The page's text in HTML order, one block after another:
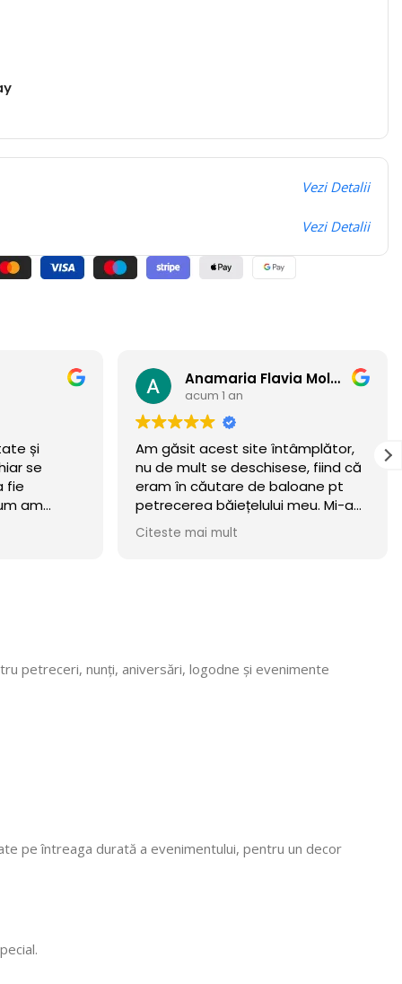
Vezi Detalii
Vezi Detalii
fiind că
pt
Mi-am
🏆
Andrey
acum 1 an
Felicitări pentru ceea ce creați!!!
petreceri, nunți, aniversări, logodne și evenimente
pe întreaga durată a evenimentului, pentru un decor